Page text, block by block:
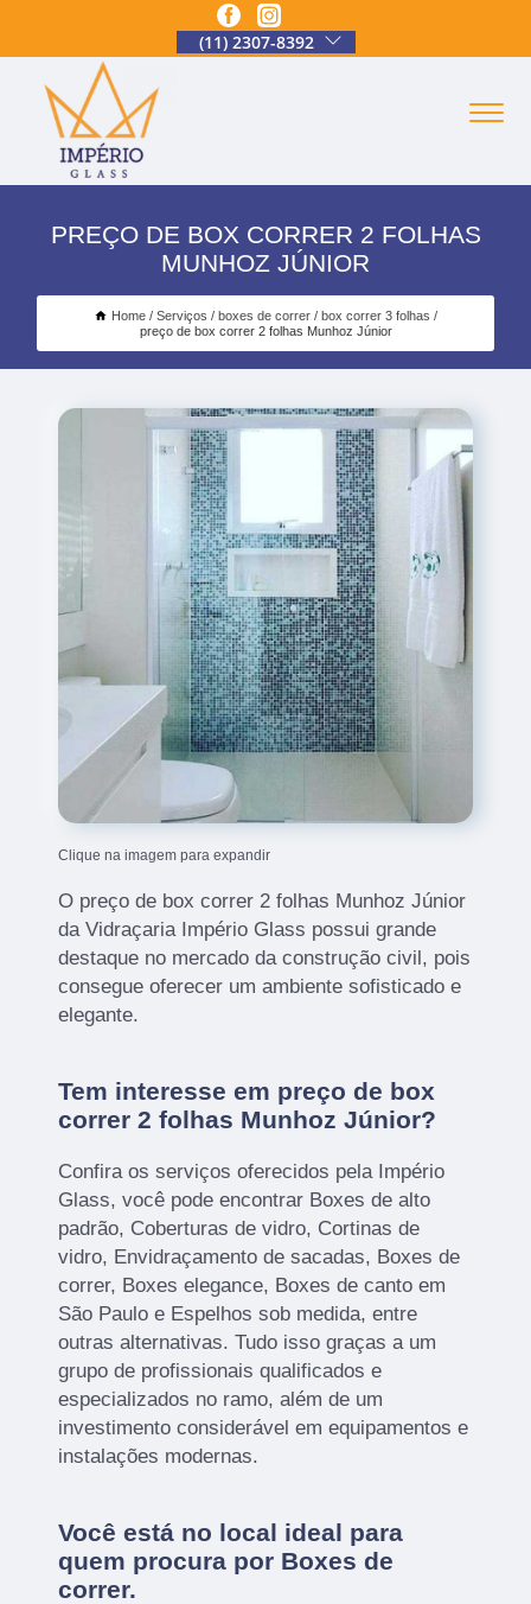
(11) 2307-8392
PREÇO DE BOX CORRER 2 FOLHAS
MUNHOZ JÚNIOR
Home Serviços boxes de correr
box correr 3 folhas
preço de box correr 2 folhas Munhoz Júnior
Clique na imagem para expandir
O preço de box correr 2 folhas Munhoz Júnior
da Vidraçaria Império Glass possui grande
destaque no mercado da construção civil, pois
consegue oferecer um ambiente sofisticado e
elegante.
Tem interesse em preço de box
correr 2 folhas Munhoz Júnior?
Confira os serviços oferecidos pela Império
Glass, você pode encontrar Boxes de alto
padrão, Coberturas de vidro, Cortinas de
vidro, Envidraçamento de sacadas, Boxes de
correr, Boxes elegance, Boxes de canto em
São Paulo e Espelhos sob medida, entre
outras alternativas. Tudo isso graças a um
grupo de profissionais qualificados e
especializados no ramo, além de um
investimento considerável em equipamentos e
instalações modernas.
Você está no local ideal para
quem procura por Boxes de
correr.